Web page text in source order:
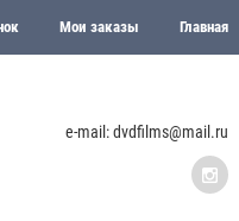
Мои заказы Главная
e-mail: dvdfilms@mail.ru